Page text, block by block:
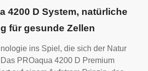
4200 D System, natürliche
für gesunde Zellen
ins Spiel, die sich der Natur
PROaqua 4200 D Premium